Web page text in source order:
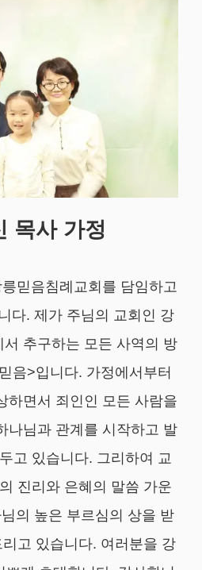
목사 가정
믿음침례교회를 담임하고
다. 제가 주님의 교회인 강
추구하는 모든 사역의 방
음>입니다. 가정에서부터
하면서 죄인인 모든 사람을
나님과 관계를 시작하고 발
고 있습니다. 그리하여 교
진리와 은혜의 말씀 가운
의 높은 부르심의 상을 받
고 있습니다. 여러분을 강